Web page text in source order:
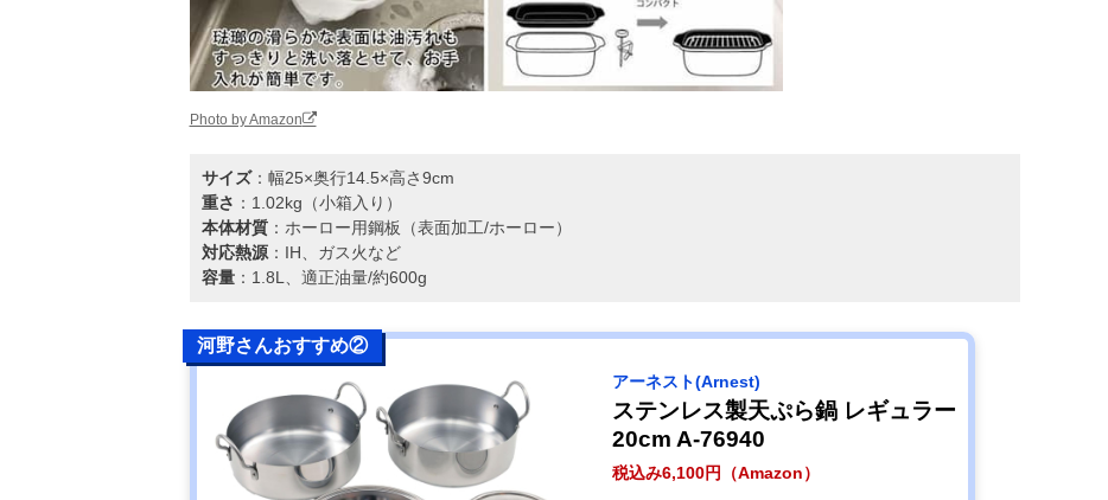
Photo by Amazon
サイズ：幅25×奥行14.5×高さ9cm
重さ ：1.02kg（小箱入り）
本体材質：ホーロー用鋼板（表面加工/ホーロー）
対応熱源：IH、ガス火など
容量：1.8L、適正油量/約600g
河野さんおすすめ②
アーネスト(Arnest)
ステンレス製天ぷら鍋 レギュラー
20cm A-76940
税込み6,100円（Amazon）